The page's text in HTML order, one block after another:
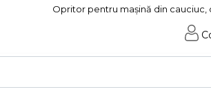
Opritor pentru mașină din cauciuc,